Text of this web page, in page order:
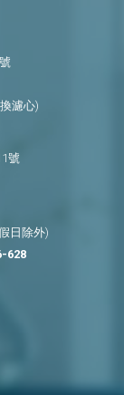
濾心)
號
日除外)
628